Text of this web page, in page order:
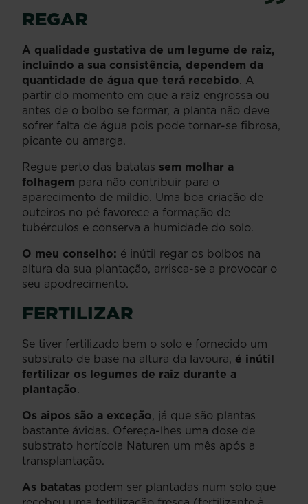
REGAR
A qualidade gustativa de um legume de raiz,
incluindo a sua consistência, dependem da
quantidade de água que terá recebido. A
partir do momento em que a raiz engrossa ou
antes de o bolbo se formar, a planta não deve
sofrer falta de água pois pode tornar-se fibrosa,
picante ou amarga.
Regue perto das batatas sem molhar a
folhagem para não contribuir para o
aparecimento de míldio. Uma boa criação de
outeiros no pé favorece a formação de
tubérculos e conserva a humidade do solo.
O meu conselho: é inútil regar os bolbos na
altura da sua plantação, arrisca-se a provocar o
seu apodrecimento.
FERTILIZAR
Se tiver fertilizado bem o solo e fornecido um
substrato de base na altura da lavoura, é inútil
fertilizar os legumes de raiz durante a
plantação.
Os aipos são a exceção, já que são plantas
bastante ávidas. Ofereça-lhes uma dose de
substrato hortícola Naturen um mês após a
transplantação.
As batatas podem ser plantadas num solo que